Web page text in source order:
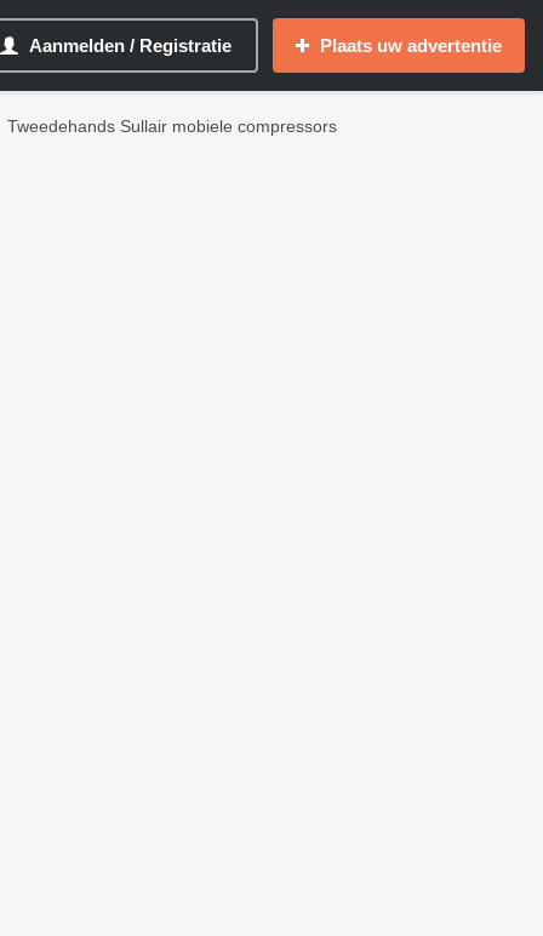
Aanmelden / Registratie Plaats uw advertentie
Tweedehands Sullair mobiele compressors